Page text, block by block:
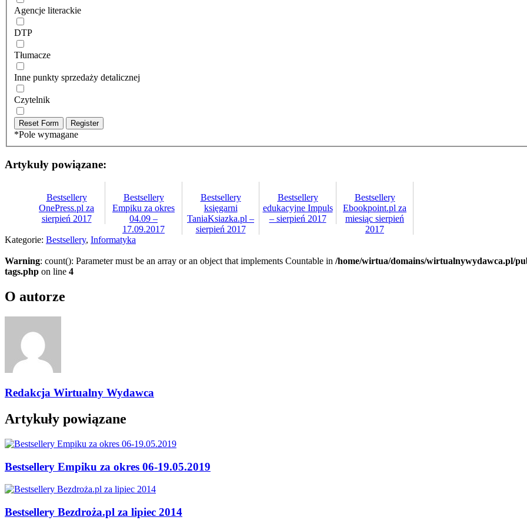
Agencje literackie
DTP
Tłumacze
Inne punkty sprzedaży detalicznej
Czytelnik
*Pole wymagane
Artykuły powiązane:
Bestsellery
OnePress.pl za
sierpień 2017
Bestsellery
Empiku za okres
04.09 –
17.09.2017
Bestsellery
księgarni
TaniaKsiazka.pl –
sierpień 2017
Bestsellery
edukacyjne Impuls
– sierpień 2017
Bestsellery
Ebookpoint.pl za
miesiąc sierpień
2017
Kategorie: Bestsellery, Informatyka
Warning: count(): Parameter must be an array or an object that implements Countable in /home/wirtua/domains/wirtualnywydawca.pl/
tags.php on line 4
O autorze
Redakcja Wirtualny Wydawca
Artykuły powiązane
Bestsellery Empiku za okres 06-19.05.2019
Bestsellery Bezdroża.pl za lipiec 2014